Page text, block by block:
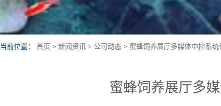
当前位置： 首页 > 新闻资讯 > 公司动态 > 蜜蜂饲养展厅多媒体中控系统
蜜蜂饲养展厅多